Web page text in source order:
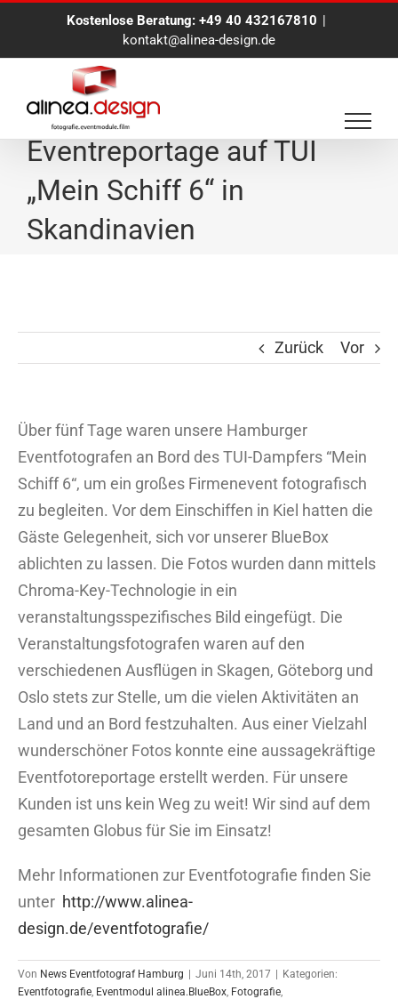
Kostenlose Beratung: +49 40 432167810 |
kontakt@alinea-design.de
Bluescreen Modul und
Eventreportage auf TUI
„Mein Schiff 6“ in
Skandinavien
Zurück Vor
Über fünf Tage waren unsere Hamburger
Eventfotografen an Bord des TUI-Dampfers “Mein
Schiff 6“, um ein großes Firmenevent fotografisch
zu begleiten. Vor dem Einschiffen in Kiel hatten die
Gäste Gelegenheit, sich vor unserer BlueBox
ablichten zu lassen. Die Fotos wurden dann mittels
Chroma-Key-Technologie in ein
veranstaltungsspezifisches Bild eingefügt. Die
Veranstaltungsfotografen waren auf den
verschiedenen Ausflügen in Skagen, Göteborg und
Oslo stets zur Stelle, um die vielen Aktivitäten an
Land und an Bord festzuhalten. Aus einer Vielzahl
wunderschöner Fotos konnte eine aussagekräftige
Eventfotoreportage erstellt werden. Für unsere
Kunden ist uns kein Weg zu weit! Wir sind auf dem
gesamten Globus für Sie im Einsatz!
Mehr Informationen zur Eventfotografie finden Sie
unter http://www.alinea-
design.de/eventfotografie/
Von News Eventfotograf Hamburg Juni 14th, 2017
Kategorien:
Eventfotografie, Eventmodul alinea.BlueBox, Fotografie,